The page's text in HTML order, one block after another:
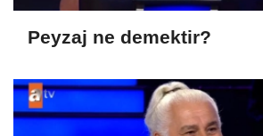
Peyzaj ne demektir?